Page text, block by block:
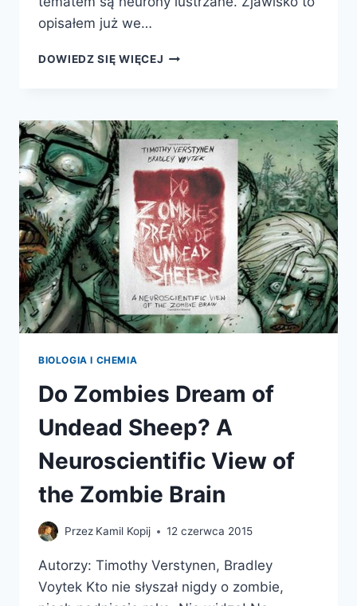
opisałem już we…
DOWIEDZ SIĘ WIĘCEJ EMPATIA.
LUSTRZANYCH
ZMIENIA
NASZE
ROZUMIENIE
LUDZKIEJ
NATURY
BIOLOGIA I CHEMIA
Do Zombies Dream of
Undead Sheep? A
Neuroscientific View of
the Zombie Brain
Przez Kamil Kopij 12 czerwca 2015
Autorzy: Timothy Verstynen, Bradley
Voytek Kto nie słyszał nigdy o zombie,